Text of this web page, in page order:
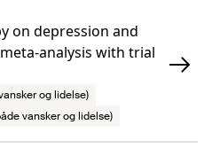
on depression and
analysis with trial
og lidelse)
vansker og lidelse)